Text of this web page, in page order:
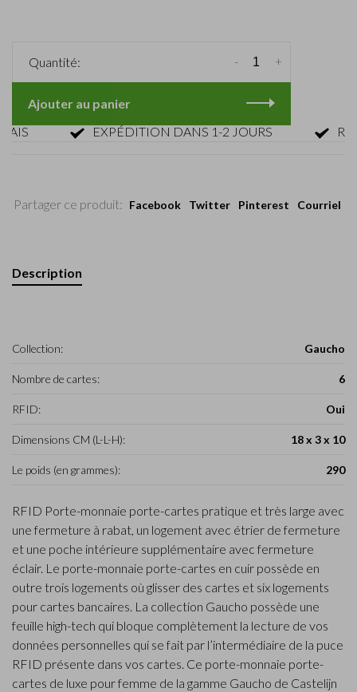
Quantité: +
-
Ajouter au panier
EXPÉDITION DANS 1-2 JOURS
Partager ce produit: Facebook Twitter Pinterest Courriel
Description
Collection: Gaucho
Nombre de cartes: 6
RFID: Oui
Dimensions CM (L-L-H): 18 x 3 x 10
Le poids (en grammes): 290
RFID Porte-monnaie porte-cartes pratique et très large avec
une fermeture à rabat, un logement avec étrier de fermeture
et une poche intérieure supplémentaire avec fermeture
éclair. Le porte-monnaie porte-cartes en cuir possède en
outre trois logements où glisser des cartes et six logements
pour cartes bancaires. La collection Gaucho possède une
feuille high-tech qui bloque complètement la lecture de vos
données personnelles qui se fait par l’intermédiaire de la puce
RFID présente dans vos cartes. Ce porte-monnaie porte-
cartes de luxe pour femme de la gamme Gaucho de Castelijn